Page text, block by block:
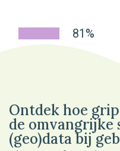
81%
Ontdek hoe
de omvangrijke
(geo)data bij